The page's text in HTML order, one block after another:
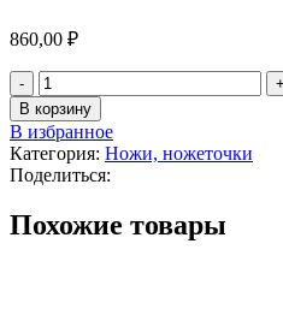
860,00 ₽
В корзину
В избранное
Категория: Ножи, ножеточки
Поделиться:
Похожие товары